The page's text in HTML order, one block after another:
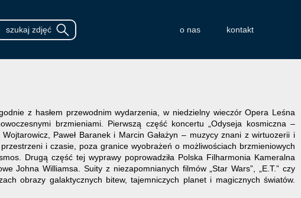
o nas kontakt
z hasłem przewodnim wydarzenia, w niedzielny wieczór Opera Leśna
brzmieniami. Pierwszą część koncertu „Odyseja kosmiczna –
Paweł Baranek i Marcin Gałażyn – muzycy znani z wirtuozerii i
i czasie, poza granice wyobrażeń o możliwościach brzmieniowych
Drugą część tej wyprawy poprowadziła Polska Filharmonia Kameralna
Johna Williamsa. Suity z niezapomnianych filmów „Star Wars”, „E.T.” czy
obrazy galaktycznych bitew, tajemniczych planet i magicznych światów.